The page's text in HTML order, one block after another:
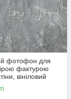
фотофон для
фактурою
вініловий